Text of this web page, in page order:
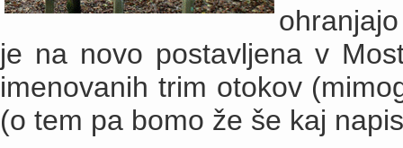
je na novo postavljena v
imenovanih trim otokov
(o tem pa bomo že še kaj